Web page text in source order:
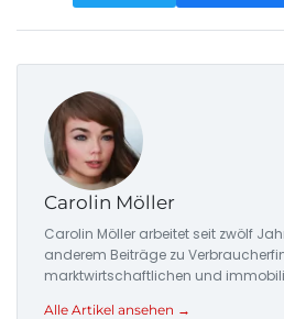
Carolin Möller
Carolin Möller arbeitet seit zwölf
anderem Beiträge zu
marktwirtschaftlichen und
Alle Artikel ansehen →